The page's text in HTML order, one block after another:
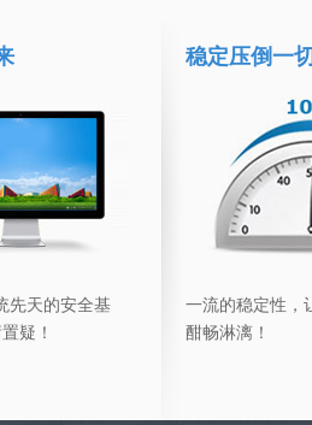
先天的安全基
疑！
稳定压倒一切
一流的稳定性，
酣畅淋漓！